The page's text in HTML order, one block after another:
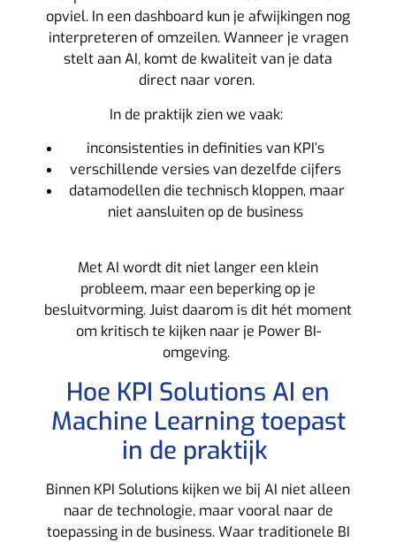
opviel. In een dashboard kun je afwijkingen nog
interpreteren of omzeilen. Wanneer je vragen
stelt aan AI, komt de kwaliteit van je data
direct naar voren.
In de praktijk zien we vaak:
inconsistenties in definities van KPI’s
verschillende versies van dezelfde cijfers
datamodellen die technisch kloppen, maar
niet aansluiten op de business
Met AI wordt dit niet langer een klein
probleem, maar een beperking op je
besluitvorming.Juist daarom is dit hét moment
om kritisch te kijken naar je Power BI-
omgeving.
Hoe KPI Solutions AI en
Machine Learning toepast
in de praktijk
Binnen KPI Solutions kijken we bij AI niet alleen
naar de technologie, maar vooral naar de
toepassing in de business. Waar traditionele BI